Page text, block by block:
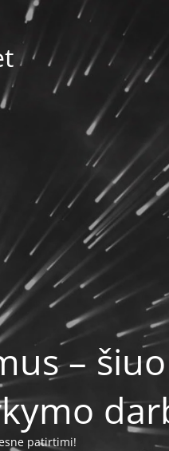
–
patirtimi!